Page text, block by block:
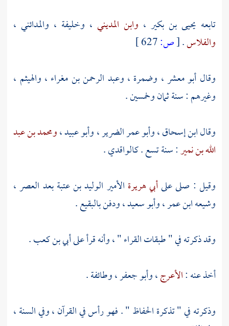
تابعه يحيى بن بكير ، وابن المديني ، وخليفة ، والمدائني ،
والفلاس.
[ص:
وقال أبو معشر، وضمرة ، وعبد الرحمن بن مغراء ، والهيثم ،
وغيرهم : سنة ثمان وخمسين .
وقالابن إسحاق،وأبو عمر الضرير،وأبو عبيد،ومحمد بن عبد
الله بن نمير: سنة تسع .كالواقدي.
وقيل : صلى علىأبي هريرة الأمير الوليد بن عتبةبعد العصر ،
وشيعهابن عمر،وأبو سعيد، ودفنبالبقيع.
وقد ذكرته في " طبقات القراء " ، وأنه قرأ علىأبي بن كعب.
أخذ عنه :الأعرج،وأبو جعفر، وطائفة .
وذكرته في " تذكرة الحفاظ " . فهو رأس في القرآن ، وفي السنة ،